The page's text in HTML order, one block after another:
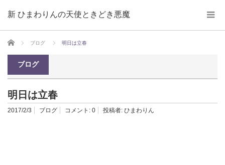
新 ひまわりんの天使ときどき悪魔
ホーム ブログ 明日は立春
ブログ
明日は立春
2017/2/3 ブログ コメント: 0 投稿者: ひまわりん